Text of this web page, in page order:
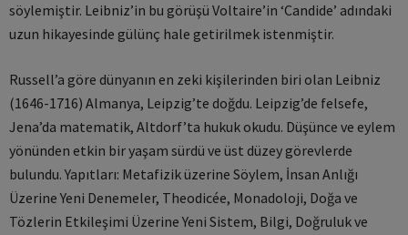
söylemiştir. Leibniz’in bu görüşü Voltaire’in ‘Candide’ adındaki
uzun hikayesinde gülünç hale getirilmek istenmiştir.
Russell’a göre dünyanın en zeki kişilerinden biri olan Leibniz
(1646-1716) Almanya, Leipzig’te doğdu. Leipzig’de felsefe,
Jena’da matematik, Altdorf’ta hukuk okudu. Düşünce ve eylem
yönünden etkin bir yaşam sürdü ve üst düzey görevlerde
bulundu. Yapıtları: Metafizik üzerine Söylem, İnsan Anlığı
Üzerine Yeni Denemeler, Theodicée, Monadoloji, Doğa ve
Tözlerin Etkileşimi Üzerine Yeni Sistem, Bilgi, Doğruluk ve